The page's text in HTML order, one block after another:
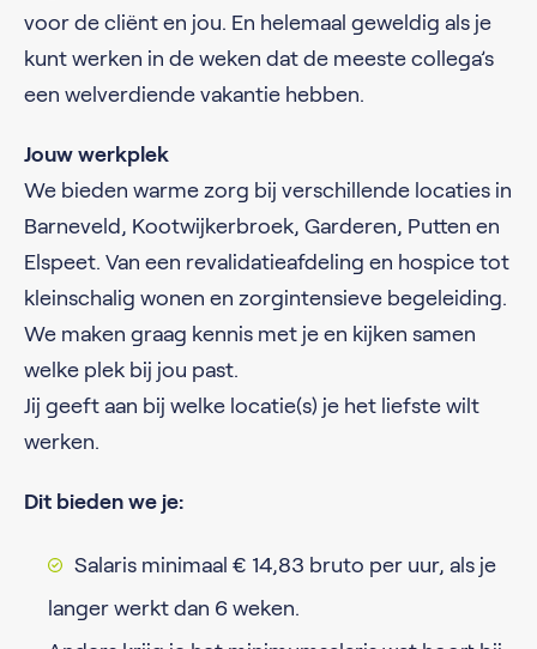
voor de cliënt en jou. En helemaal geweldig als je
kunt werken in de weken dat de meeste collega’s
een welverdiende vakantie hebben.
Jouw werkplek
We bieden warme zorg bij verschillende locaties in
Barneveld, Kootwijkerbroek, Garderen, Putten en
Elspeet. Van een revalidatieafdeling en hospice tot
kleinschalig wonen en zorgintensieve begeleiding.
We maken graag kennis met je en kijken samen
welke plek bij jou past.
Jij geeft aan bij welke locatie(s) je het liefste wilt
werken.
Dit bieden we je:
Salaris minimaal € 14,83 bruto per uur, als je
langer werkt dan 6 weken.